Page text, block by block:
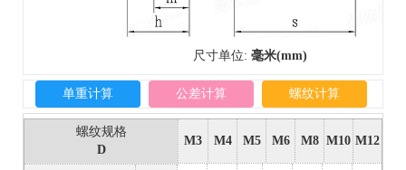
尺寸单位: 毫米(mm)
单重计算 公差计算 螺纹计算
螺纹规格
D
M3 M4 M5 M6 M8 M10 M12